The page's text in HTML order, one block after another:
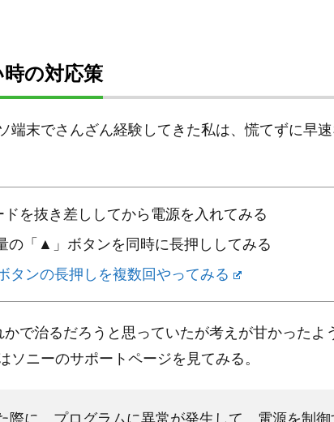
の対応策
端末でさんざん経験してきた私は、慌てずに早
ドを抜き差ししてから電源を入れてみる
の「▲」ボタンを同時に長押ししてみる
タンの長押しを複数回やってみる
で治るだろうと思っていたが考えが甘かったよ
ソニーのサポートページを見てみる。
際に、プログラムに異常が発生して、電源を制